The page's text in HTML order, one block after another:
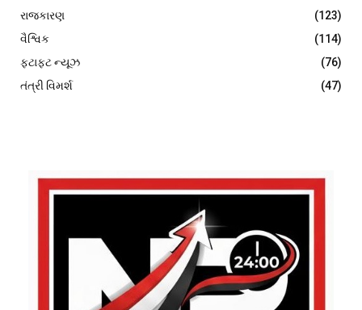
રાજકારણ
(123)
વૈશ્વિક
(114)
ફટાફટ ન્યૂઝ
(76)
તંત્રી વિમર્શ
(47)